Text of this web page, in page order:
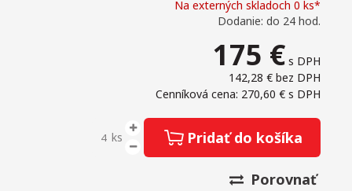
Na externých skladoch 0 ks*
Dodanie: do 24 hod.
175 € s DPH
142,28 € bez DPH
Cenníková cena: 270,60 € s DPH
ks Pridať do košíka
Porovnať